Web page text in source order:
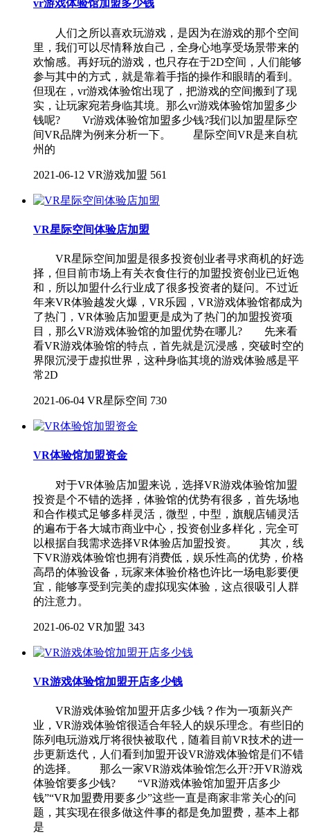
vr游戏体验馆加盟多少钱
人们之所以喜欢玩游戏，是因为在游戏的那个空间
里，我们可以尽情释放自己，全身心地享受场景带来的
欢愉感。再好玩的游戏，也只存在于2D空间，人们能够
参与其中的方式，就是靠着手指的操作和眼睛的看到。
但现在，vr游戏体验馆出现了，把游戏的空间搬到了现
实，让玩家宛若身临其境。那么vr游戏体验馆加盟多少
钱呢? Vr游戏体验馆加盟多少钱?我们以加盟星际空
间VR品牌为例来分析一下。 星际空间VR是来自杭
州的
2021-06-12 VR游戏加盟 561
VR星际空间体验店加盟
VR星际空间加盟是很多投资创业者寻求商机的好选
择，但目前市场上有关衣食住行的加盟投资创业已近饱
和，所以加盟什么行业成了很多投资者的疑问。不过近
年来VR体验越发火爆，VR乐园，VR游戏体验馆都成为
了热门，VR体验店加盟更是成为了热门的加盟投资项
目，那么VR游戏体验馆的加盟优势在哪儿? 先来看
看VR游戏体验馆的特点，首先就是沉浸感，突破时空的
界限沉浸于虚拟世界，这种身临其境的游戏体验感是平
常2D
2021-06-04 VR星际空间 730
VR体验馆加盟资金
对于VR体验店加盟来说，选择VR游戏体验馆加盟
投资是个不错的选择，体验馆的优势有很多，首先场地
和合作模式足够多样灵活，微型，中型，旗舰店铺灵活
的遍布于各大城市商业中心，投资创业多样化，完全可
以根据自我需求选择VR体验店加盟投资。 其次，线
下VR游戏体验馆也拥有消费低，娱乐性高的优势，价格
高昂的体验设备，玩家来体验价格也许比一场电影要便
宜，能够享受到完美的虚拟现实体验，这点很吸引人群
的注意力。
2021-06-02 VR加盟 343
VR游戏体验馆加盟开店多少钱
VR游戏体验馆加盟开店多少钱？作为一项新兴产
业，VR游戏体验馆很适合年轻人的娱乐理念。有些旧的
陈列电玩游戏厅将很快被取代，随着目前VR技术的进一
步更新迭代，人们看到加盟开设VR游戏体验馆是们不错
的选择。 那么一家VR游戏体验馆怎么开?开VR游戏
体验馆要多少钱? “VR游戏体验馆加盟开店多少
钱”“VR加盟费用要多少”这些一直是商家非常关心的问
题，其实现在很多做这件事的都是免加盟费，基本上都
是